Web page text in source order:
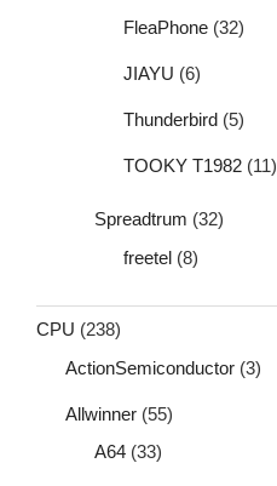
FleaPhone (32)
JIAYU (6)
Thunderbird (5)
TOOKY T1982 (11)
Spreadtrum (32)
freetel (8)
CPU (238)
ActionSemiconductor (3)
Allwinner (55)
A64 (33)